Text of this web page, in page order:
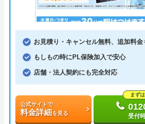
お見積り・キャンセル無料、追加料金
もしもの時にPL保険加入で安心
店舗・法人契約にも完全対応
公式サイトで
料金詳細を見る
まず
受付